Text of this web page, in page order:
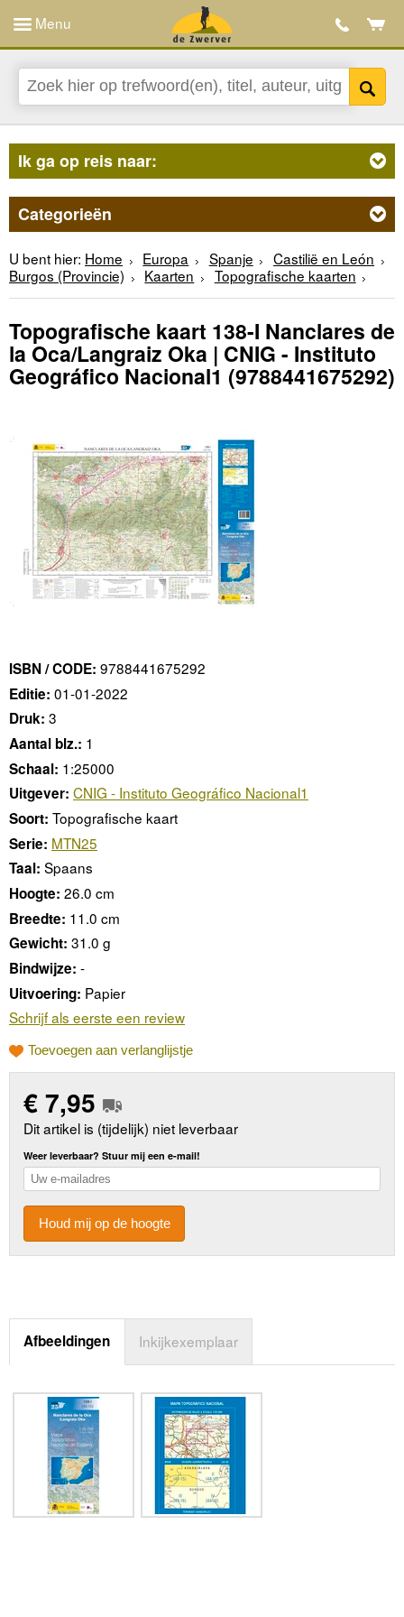
Menu
Ik ga op reis naar:
Categorieën
U bent hier: Home Europa Spanje
Castilië en León
Burgos (Provincie)
Kaarten Topografische kaarten
Topografische kaart 138-I Nanclares de
la Oca/Langraiz Oka | CNIG - Instituto
Geográfico Nacional1 (9788441675292)
ISBN / CODE: 9788441675292
Editie: 01-01-2022
Druk: 3
Aantal blz.: 1
Schaal: 1:25000
Uitgever: CNIG - Instituto Geográfico Nacional1
Soort: Topografische kaart
Serie: MTN25
Taal: Spaans
Hoogte: 26.0 cm
Breedte: 11.0 cm
Gewicht: 31.0 g
Bindwijze: -
Uitvoering: Papier
Schrijf als eerste een review
Toevoegen aan verlanglijstje
€7,95
Dit artikel is (tijdelijk) niet leverbaar
Weer leverbaar? Stuur mij een e-mail!
Houd mij op de hoogte
Afbeeldingen Inkijkexemplaar